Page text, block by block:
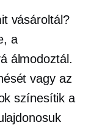
vásároltál?
a
álmodoztál.
vagy az
színesítik a